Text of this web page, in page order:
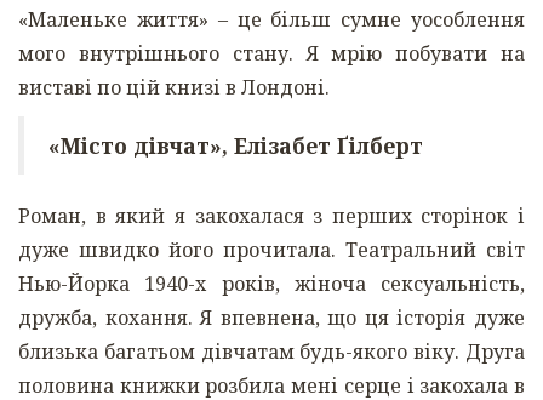
«Маленьке життя» – це більш сумне уособлення
мого внутрішнього стану. Я мрію побувати на
виставі по цій книзі в Лондоні.
«Місто дівчат», Елізабет Ґілберт
Роман, в який я закохалася з перших сторінок і
дуже швидко його прочитала. Театральний світ
Нью-Йорка 1940-х років, жіноча сексуальність,
дружба, кохання. Я впевнена, що ця історія дуже
близька багатьом дівчатам будь-якого віку. Друга
половина книжки розбила мені серце і закохала в